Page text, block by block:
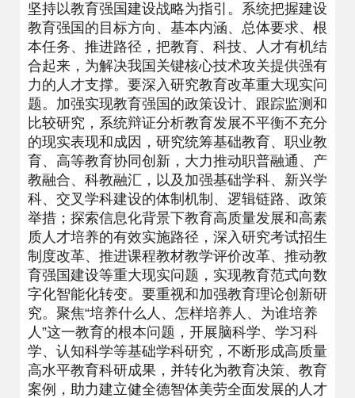
坚持以教育强国建设战略为指引。系统把握建设
教育强国的目标方向、基本内涵、总体要求、根
本任务、推进路径，把教育、科技、人才有机结
合起来，为解决我国关键核心技术攻关提供强有
力的人才支撑。要深入研究教育改革重大现实问
题。加强实现教育强国的政策设计、跟踪监测和
比较研究，系统辩证分析教育发展不平衡不充分
的现实表现和成因，研究统筹基础教育、职业教
育、高等教育协同创新，大力推动职普融通、产
教融合、科教融汇，以及加强基础学科、新兴学
科、交叉学科建设的体制机制、逻辑链路、政策
举措；探索信息化背景下教育高质量发展和高素
质人才培养的有效实施路径，深入研究考试招生
制度改革、推进课程教材教学评价改革、推动教
育强国建设等重大现实问题，实现教育范式向数
字化智能化转变。要重视和加强教育理论创新研
究。聚焦“培养什么人、怎样培养人、为谁培养
人”这一教育的根本问题，开展脑科学、学习科
学、认知科学等基础学科研究，不断形成高质量
高水平教育科研成果，并转化为教育决策、教育
案例，助力建立健全德智体美劳全面发展的人才